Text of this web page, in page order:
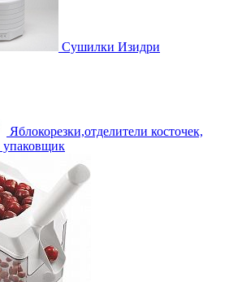
Сушилки Изидри
Яблокорезки,отделители косточек,